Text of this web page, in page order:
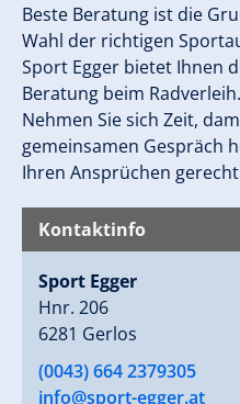
Beste Beratung ist die
Wahl der richtigen
Sport Egger bietet Ihnen
Beratung beim Radverleih.
Nehmen Sie sich Zeit,
gemeinsamen Gespräch
Ihren Ansprüchen
Kontaktinfo
Sport Egger
Hnr. 206
6281 Gerlos
(0043) 664 2379305
info@sport-egger.at